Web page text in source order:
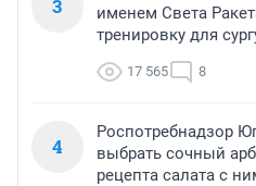
3
именем Света
тренировку для
17 565 8
4
Роспотребнадзор
выбрать сочный
рецепта салата с